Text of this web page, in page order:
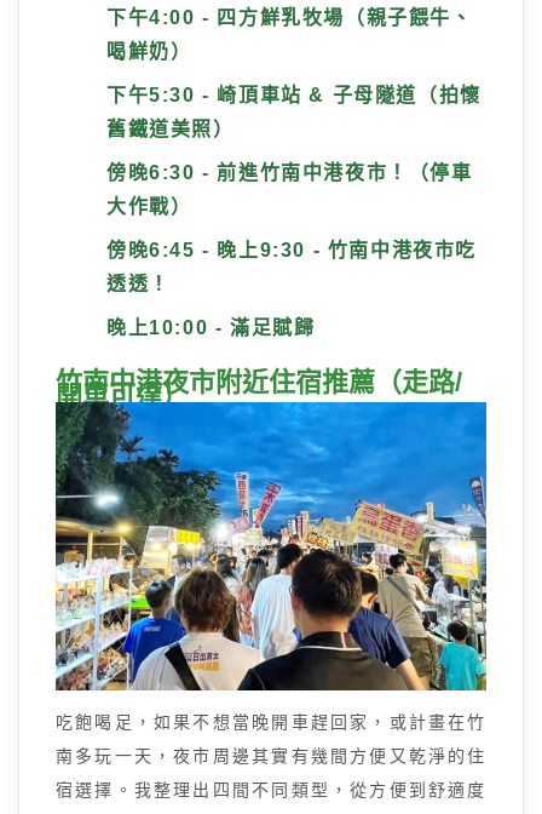
下午4:00 - 四方鮮乳牧場（親子餵牛、
喝鮮奶）
下午5:30 - 崎頂車站 & 子母隧道（拍懷
舊鐵道美照）
傍晚6:30 - 前進竹南中港夜市！（停車
大作戰）
傍晚6:45 - 晚上9:30 - 竹南中港夜市吃
透透！
晚上10:00 - 滿足賦歸
竹南中港夜市附近住宿推薦（走路/
開車可達）
吃飽喝足，如果不想當晚開車趕回家，或計畫在竹
南多玩一天，夜市周邊其實有幾間方便又乾淨的住
宿選擇。我整理出四間不同類型，從方便到舒適度